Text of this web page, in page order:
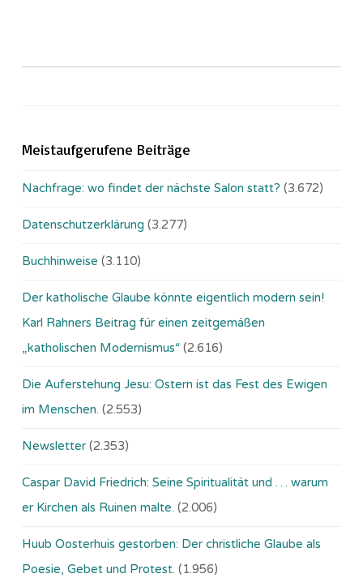
Meistaufgerufene Beiträge
Nachfrage: wo findet der nächste Salon statt? (3.672)
Datenschutzerklärung (3.277)
Buchhinweise (3.110)
Der katholische Glaube könnte eigentlich modern sein!
Karl Rahners Beitrag für einen zeitgemäßen
„katholischen Modernismus“ (2.616)
Die Auferstehung Jesu: Ostern ist das Fest des Ewigen
im Menschen. (2.553)
Newsletter (2.353)
Caspar David Friedrich: Seine Spiritualität und … warum
er Kirchen als Ruinen malte. (2.006)
Huub Oosterhuis gestorben: Der christliche Glaube als
Poesie, Gebet und Protest. (1.956)